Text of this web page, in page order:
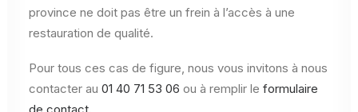
province ne doit pas être un frein à l’accès à une
restauration de qualité.
Pour tous ces cas de figure, nous vous invitons à nous
contacter au 01 40 71 53 06 ou à remplir le formulaire